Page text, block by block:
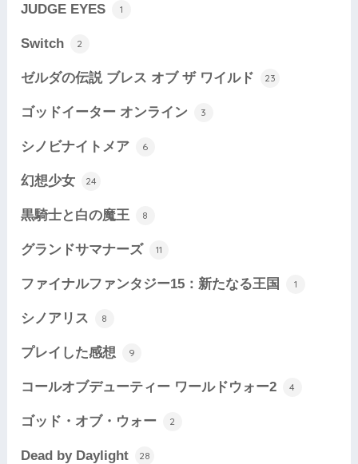
JUDGE EYES 1
Switch 2
ゼルダの伝説 ブレス オブ ザ ワイルド 23
ゴッドイーター オンライン 3
シノビナイトメア 6
幻想少女 24
黒騎士と白の魔王 8
グランドサマナーズ 11
ファイナルファンタジー15：新たなる王国 1
シノアリス 8
プレイした感想 9
コールオブデューティー ワールドウォー2 4
ゴッド・オブ・ウォー 2
Dead by Daylight 28